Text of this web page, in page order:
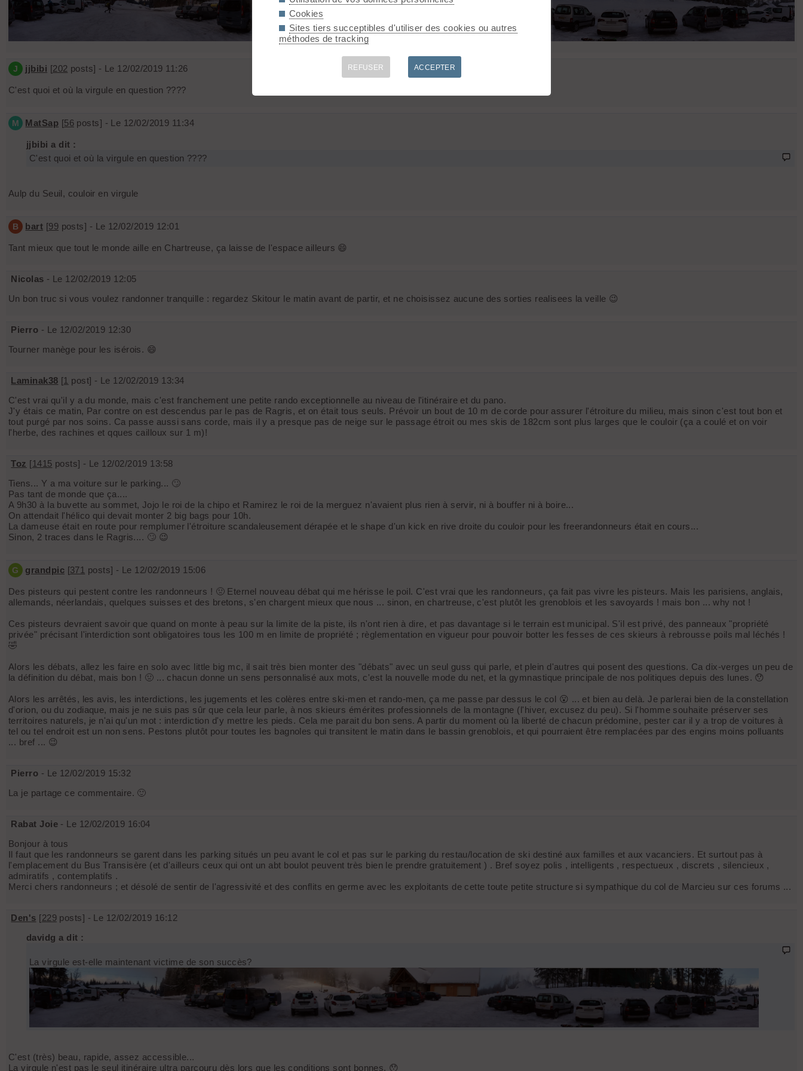
J jjbibi [202 posts] - Le 12/02/2019 11:26
C'est quoi et où la virgule en question ????
M MatSap [56posts] - Le 12/02/2019 11:34
jjbibi a dit :
C'est quoi et où la virgule en question ????
Aulp du Seuil, couloir en virgule
B bart [99 posts] - Le 12/02/2019 12:01
Tant mieux que tout le monde aille en Chartreuse, ça laisse de l'espace ailleurs 😄
Nicolas - Le 12/02/2019 12:05
Un bon truc si vous voulez randonner tranquille : regardez Skitour le matin avant de partir, et ne choisissez aucune des sorties realisees la veille 😉
Pierro - Le 12/02/2019 12:30
Tourner manège pour les isérois. 😄
Laminak38 [1 post] - Le 12/02/2019 13:34
C'est vrai qu'il y a du monde, mais c'est franchement une petite rando exceptionnelle au niveau de l'itinéraire et du pano.
J'y étais ce matin, Par contre on est descendus par le pas de Ragris, et on était tous seuls. Prévoir un bout de 10 m de corde pour assurer l'étroiture du milieu, mais sinon c'est tout bon et
tout purgé par nos soins. Ca passe aussi sans corde, mais il y a presque pas de neige sur le passage étroit ou mes skis de 182cm sont plus larges que le couloir (ça a coulé et on voir
l'herbe, des rachines et qques cailloux sur 1 m)!
Toz [1415 posts] - Le 12/02/2019 13:58
Tiens... Y a ma voiture sur le parking... 🙄
Pas tant de monde que ça....
A 9h30 à la buvette au sommet, Jojo le roi de la chipo et Ramirez le roi de la merguez n'avaient plus rien à servir, ni à bouffer ni à boire...
On attendait l'hélico qui devait monter 2 big bags pour 10h.
La dameuse était en route pour remplumer l'étroiture scandaleusement dérapée et le shape d'un kick en rive droite du couloir pour les freerandonneurs était en cours...
Sinon, 2 traces dans le Ragris.... 🙄 😉
G grandpic [371 posts] - Le 12/02/2019 15:06
Des pisteurs qui pestent contre les randonneurs ! 🤢 Eternel nouveau débat qui me hérisse le poil. C'est vrai que les randonneurs, ça fait pas vivre les pisteurs. Mais les parisiens, anglais,
allemands, néerlandais, quelques suisses et des bretons, s'en chargent mieux que nous ... sinon, en chartreuse, c'est plutôt les grenoblois et les savoyards ! mais bon ... why not !
Ces pisteurs devraient savoir que quand on monte à peau sur la limite de la piste, ils n'ont rien à dire, et pas davantage si le terrain est municipal. S'il est privé, des panneaux "propriété
privée" précisant l'interdiction sont obligatoires tous les 100 m en limite de propriété ; règlementation en vigueur pour pouvoir botter les fesses de ces skieurs à rebrousse poils mal léchés !
🤣
Alors les débats, allez les faire en solo avec little big mc, il sait très bien monter des "débats" avec un seul guss qui parle, et plein d'autres qui posent des questions. Ca dix-verges un peu de
la définition du débat, mais bon ! 🤢 ... chacun donne un sens personnalisé aux mots, c'est la nouvelle mode du net, et la gymnastique principale de nos politiques depuis des lunes. 😯
Alors les arrêtés, les avis, les interdictions, les jugements et les colères entre ski-men et rando-men, ça me passe par dessus le col 😮 ... et bien au delà. Je parlerai bien de la constellation
d'orion, ou du zodiaque, mais je ne suis pas sûr que cela leur parle, à nos skieurs émérites professionnels de la montagne (l'hiver, excusez du peu). Si l'homme souhaite préserver ses
territoires naturels, je n'ai qu'un mot : interdiction d'y mettre les pieds. Cela me parait du bon sens. A partir du moment où la liberté de chacun prédomine, pester car il y a trop de voitures à
tel ou tel endroit est un non sens. Pestons plutôt pour toutes les bagnoles qui transitent le matin dans le bassin grenoblois, et qui pourraient être remplacées par des engins moins polluants
... bref ... 😉
Pierro - Le 12/02/2019 15:32
La je partage ce commentaire. 🙂
Rabat Joie- Le 12/02/2019 16:04
Bonjour à tous
Il faut que les randonneurs se garent dans les parking situés un peu avant le col et pas sur le parking du restau/location de ski destiné aux familles et aux vacanciers. Et surtout pas à
l'emplacement du Bus Transisère (et d'ailleurs ceux qui ont un abt boulot peuvent très bien le prendre gratuitement ) . Bref soyez polis , intelligents , respectueux , discrets , silencieux ,
admiratifs , contemplatifs .
Merci chers randonneurs ; et désolé de sentir de l'agressivité et des conflits en germe avec les exploitants de cette toute petite structure si sympathique du col de Marcieu sur ces forums ...
Den's [229posts] - Le 12/02/2019 16:12
davidg a dit :
La virgule est-elle maintenant victime de son succès?
C'est (très) beau, rapide, assez accessible...
La virgule n'est pas le seul itinéraire ultra parcouru dès lors que les conditions sont bonnes. 😯
Cookies
Sites tiers succeptibles d'utiliser des cookies ou autres
méthodes de tracking
REFUSER ACCEPTER